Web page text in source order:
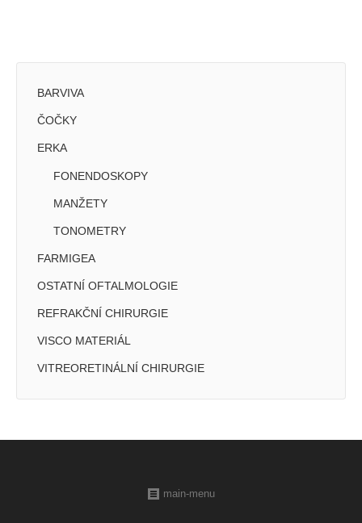
BARVIVA
ČOČKY
ERKA
FONENDOSKOPY
MANŽETY
TONOMETRY
FARMIGEA
OSTATNÍ OFTALMOLOGIE
REFRAKČNÍ CHIRURGIE
VISCO MATERIÁL
VITREORETINÁLNÍ CHIRURGIE
main-menu